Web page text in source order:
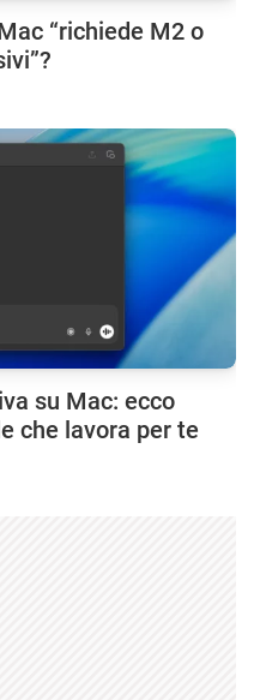
“richiede M2 o
su Mac: ecco
che lavora per te